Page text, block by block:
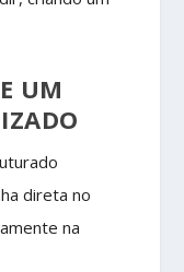
UM
direta no
na